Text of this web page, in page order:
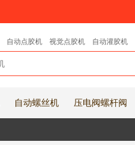
自动点胶机 视觉点胶机 自动灌胶机
自动螺丝机 压电阀螺杆阀